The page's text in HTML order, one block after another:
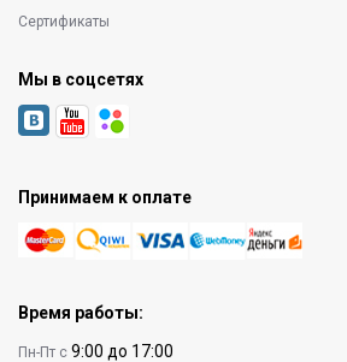
Сертификаты
Мы в соцсетях
Принимаем к оплате
Время работы:
Пн-Пт с 9:00 до 17:00